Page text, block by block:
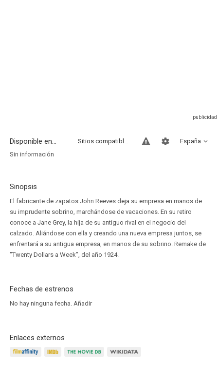
Disponible en... España
Sitios compatibles
Sin información
Sinopsis
El fabricante de zapatos John Reeves deja su empresa en manos de
su imprudente sobrino, marchándose de vacaciones. En su retiro
conoce a Jane Grey, la hija de su antiguo rival en el negocio del
calzado. Aliándose con ella y creando una nueva empresa juntos, se
enfrentará a su antigua empresa, en manos de su sobrino. Remake de
"Twenty Dollars a Week", del año 1924.
Fechas de estrenos
No hay ninguna fecha. Añadir
Enlaces externos